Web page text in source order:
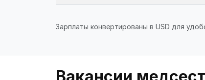
Зарплаты конвертированы в USD для